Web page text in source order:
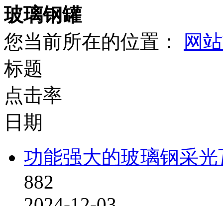
玻璃钢罐
您当前所在的位置：
网
标题
点击率
日期
功能强大的玻璃钢采光
882